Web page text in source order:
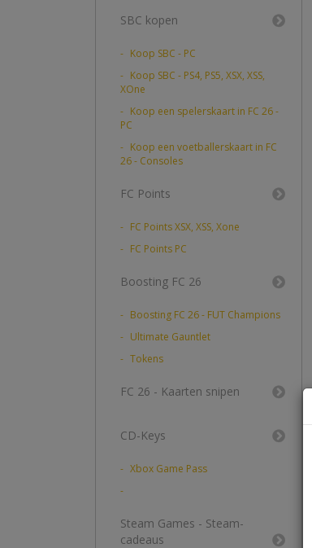
SBC kopen
Koop SBC - PC
Koop SBC - PS4, PS5, XSX, XSS,
XOne
Koop een spelerskaart in FC 26 -
PC
Koop een voetballerskaart in FC
26 - Consoles
FC Points
FC Points XSX, XSS, Xone
FC Points PC
Boosting FC 26
Boosting FC 26 - FUT Champions
Ultimate Gauntlet
Tokens
FC 26 - Kaarten snipen
CD-Keys
Xbox Game Pass
Steam Games - Steam-
cadeaus